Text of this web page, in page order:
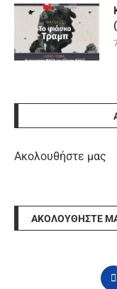
Ακολουθήστε μας
ΑΚΟΛΟΥΘΉΣΤΕ